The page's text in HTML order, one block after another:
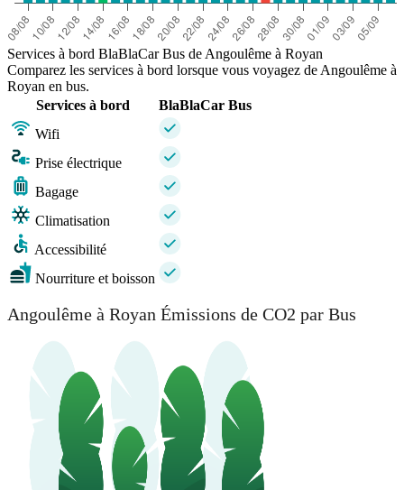
Services à bord BlaBlaCar Bus de Angoulême à Royan
Comparez les services à bord lorsque vous voyagez de Angoulême à
Royan en bus.
Services à bord
BlaBlaCar Bus
Wifi
Prise électrique
Bagage
Climatisation
Accessibilité
Nourriture et boisson
Angoulême à Royan Émissions de CO2 par Bus